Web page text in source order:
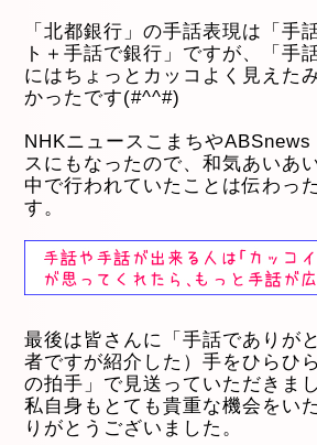
「北都銀行」の手話表現は「手
ト＋手話で銀行」ですが、「手
にはちょっとカッコよく見えた
かったです(#^^#)
NHKニュースこまちや
スにもなったので、和気あいあ
中で行われていたことは伝わっ
す。
最後は皆さんに「手話でありが
者ですが紹介した）手をひらひ
の拍手」で見送っていただきまし
私自身もとても貴重な機会をい
りがとうございました。